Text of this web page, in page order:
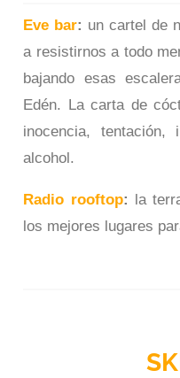
Eve bar: un cartel de
a resistirnos a todo
bajando esas
Edén. La carta de
inocencia, tentación,
alcohol.
Radio rooftop: la
los mejores lugares